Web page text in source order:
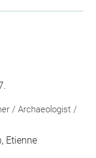
/ Archaeologist /
Etienne